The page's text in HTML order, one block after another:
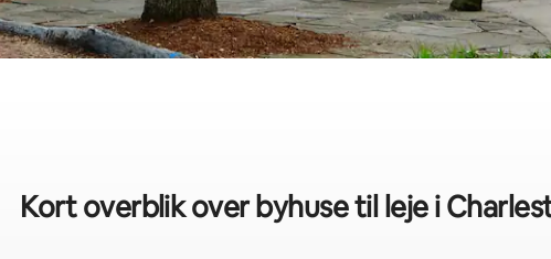
Kort overblik over byhuse til leje i